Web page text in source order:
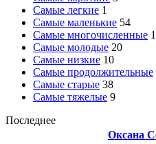
Самые легкие 1
Самые маленькие 54
Самые многочисленные
Самые молодые 20
Самые низкие 10
Самые продолжительные
Самые старые 38
Самые тяжелые 9
Последнее
Оксана